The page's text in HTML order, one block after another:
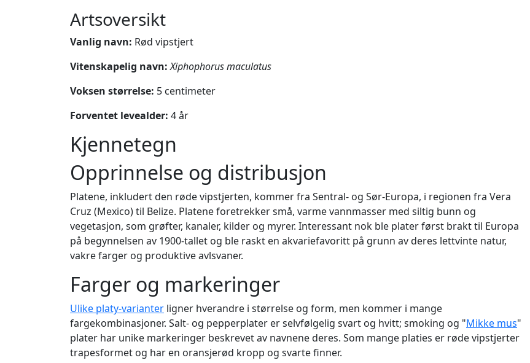
Artsoversikt
Vanlig navn: Rød vipstjert
Vitenskapelig navn: Xiphophorus maculatus
Voksen størrelse: 5 centimeter
Forventet levealder: 4 år
Kjennetegn
Opprinnelse og distribusjon
Platene, inkludert den røde vipstjerten, kommer fra Sentral- og Sør-Europa, i regionen fra Vera
Cruz (Mexico) til Belize. Platene foretrekker små, varme vannmasser med siltig bunn og
vegetasjon, som grøfter, kanaler, kilder og myrer. Interessant nok ble plater først brakt til Europa
på begynnelsen av 1900-tallet og ble raskt en akvariefavoritt på grunn av deres lettvinte natur,
vakre farger og produktive avlsvaner.
Farger og markeringer
Ulike platy-varianter ligner hverandre i størrelse og form, men kommer i mange
fargekombinasjoner. Salt- og pepperplater er selvfølgelig svart og hvitt; smoking og "Mikke mus"
plater har unike markeringer beskrevet av navnene deres. Som mange platies er røde vipstjerter
trapesformet og har en oransjerød kropp og svarte finner.